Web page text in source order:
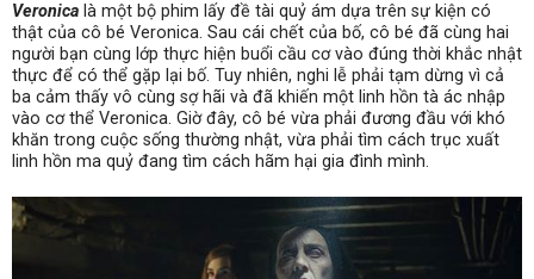
Veronica là một bộ phim lấy đề tài quỷ ám dựa trên sự kiện có
thật của cô bé Veronica. Sau cái chết của bố, cô bé đã cùng hai
người bạn cùng lớp thực hiện buổi cầu cơ vào đúng thời khắc nhật
thực để có thể gặp lại bố. Tuy nhiên, nghi lễ phải tạm dừng vì cả
ba cảm thấy vô cùng sợ hãi và đã khiến một linh hồn tà ác nhập
vào cơ thể Veronica. Giờ đây, cô bé vừa phải đương đầu với khó
khăn trong cuộc sống thường nhật, vừa phải tìm cách trục xuất
linh hồn ma quỷ đang tìm cách hãm hại gia đình mình.